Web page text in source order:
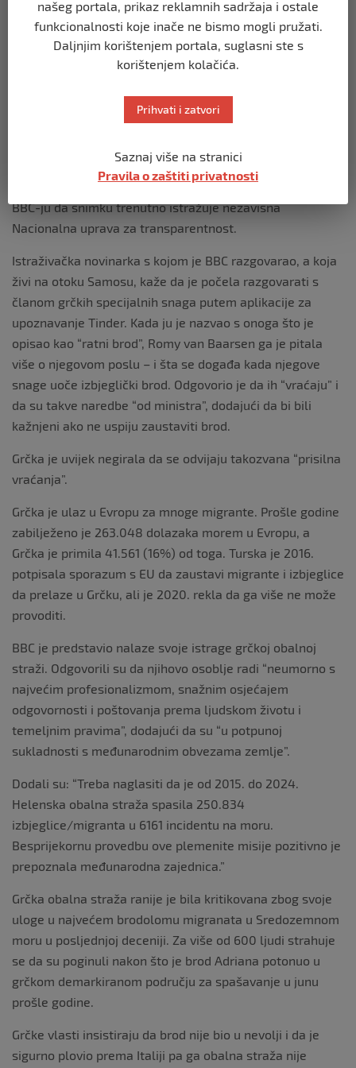
učiniti nešto ilegalno.
No tokom pauze snimljen je kako govori nekome izvan
to nuklearna fizika. Ne znam zašto su to učinili usred
Grčko ministarstvo pomorstva i otočne politike reklo je
BBC-ju da snimku trenutno istražuje nezavisna
Nacionalna uprava za transparentnost.
Istraživačka novinarka s kojom je BBC razgovarao, a koja
živi na otoku Samosu, kaže da je počela razgovarati s
članom grčkih specijalnih snaga putem aplikacije za
upoznavanje Tinder. Kada ju je nazvao s onoga što je
opisao kao “ratni brod”, Romy van Baarsen ga je pitala
više o njegovom poslu – i šta se događa kada njegove
snage uoče izbjeglički brod. Odgovorio je da ih “vraćaju” i
da su takve naredbe “od ministra”, dodajući da bi bili
kažnjeni ako ne uspiju zaustaviti brod.
Grčka je uvijek negirala da se odvijaju takozvana “prisilna
vraćanja”.
Grčka je ulaz u Evropu za mnoge migrante. Prošle godine
zabilježeno je 263.048 dolazaka morem u Evropu, a
Grčka je primila 41.561 (16%) od toga. Turska je 2016.
potpisala sporazum s EU da zaustavi migrante i izbjeglice
da prelaze u Grčku, ali je 2020. rekla da ga više ne može
provoditi.
BBC je predstavio nalaze svoje istrage grčkoj obalnoj
straži. Odgovorili su da njihovo osoblje radi “neumorno s
najvećim profesionalizmom, snažnim osjećajem
odgovornosti i poštovanja prema ljudskom životu i
temeljnim pravima”, dodajući da su “u potpunoj
sukladnosti s međunarodnim obvezama zemlje”.
Dodali su: “Treba naglasiti da je od 2015. do 2024.
Helenska obalna straža spasila 250.834
izbjeglice/migranta u 6161 incidentu na moru.
Besprijekornu provedbu ove plemenite misije pozitivno je
prepoznala međunarodna zajednica.”
Grčka obalna straža ranije je bila kritikovana zbog svoje
uloge u najvećem brodolomu migranata u Sredozemnom
moru u posljednjoj deceniji. Za više od 600 ljudi strahuje
se da su poginuli nakon što je brod Adriana potonuo u
grčkom demarkiranom području za spašavanje u junu
prošle godine.
Grčke vlasti insistiraju da brod nije bio u nevolji i da je
sigurno plovio prema Italiji pa ga obalna straža nije
našeg portala, prikaz reklamnih sadržaja i ostale
funkcionalnosti koje inače ne bismo mogli pružati.
Daljnjim korištenjem portala, suglasni ste s
korištenjem kolačića.
Prihvati i zatvori
Saznaj više na stranici
Pravila o zaštiti privatnosti